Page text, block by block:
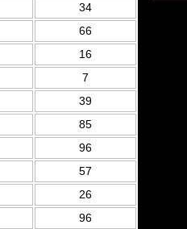
34
66
16
7
39
85
96
57
26
96